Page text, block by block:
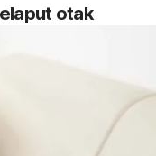
otak